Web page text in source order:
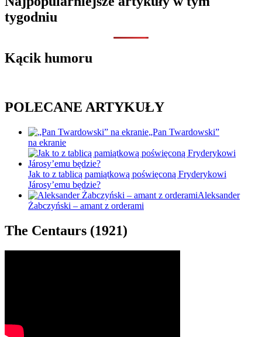
tygodniu
Kącik humoru
POLECANE ARTYKUŁY
„Pan Twardowski”
na ekranie
Jak to z tablicą pamiątkową poświęconą Fryderykowi
Járosy’emu będzie?
Aleksander
Żabczyński – amant z orderami
The Centaurs (1921)